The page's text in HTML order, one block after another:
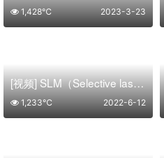
2023-3-23
1,428℃
[视频] SLM（Selective laser melting）选择性激光熔化快速成型技术及工艺详细介绍
2022-6-12
1,233℃